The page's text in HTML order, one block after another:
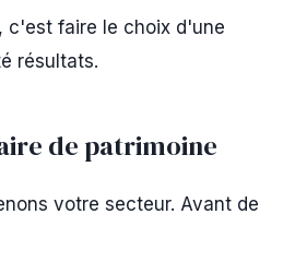
c'est faire le choix d'une
résultats.
de patrimoine
votre secteur. Avant de